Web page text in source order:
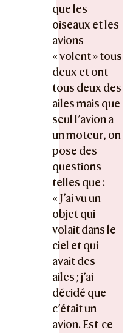
que les
oiseaux et les
avions
« volent » tous
deux et ont
tous deux des
ailes mais que
seul l’avion a
un moteur, on
pose des
questions
telles que :
« J’ai vu un
objet qui
volait dans le
ciel et qui
avait des
ailes ; j’ai
décidé que
c’était un
avion. Est-ce